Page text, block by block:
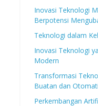
Inovasi Teknologi
Berpotensi
Teknologi dalam
Inovasi Teknologi
Modern
Transformasi
Buatan dan
Perkembangan